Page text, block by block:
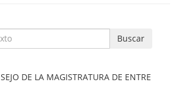
Buscar
DE LA MAGISTRATURA DE ENTRE